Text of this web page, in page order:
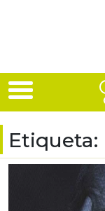
Etiqueta: